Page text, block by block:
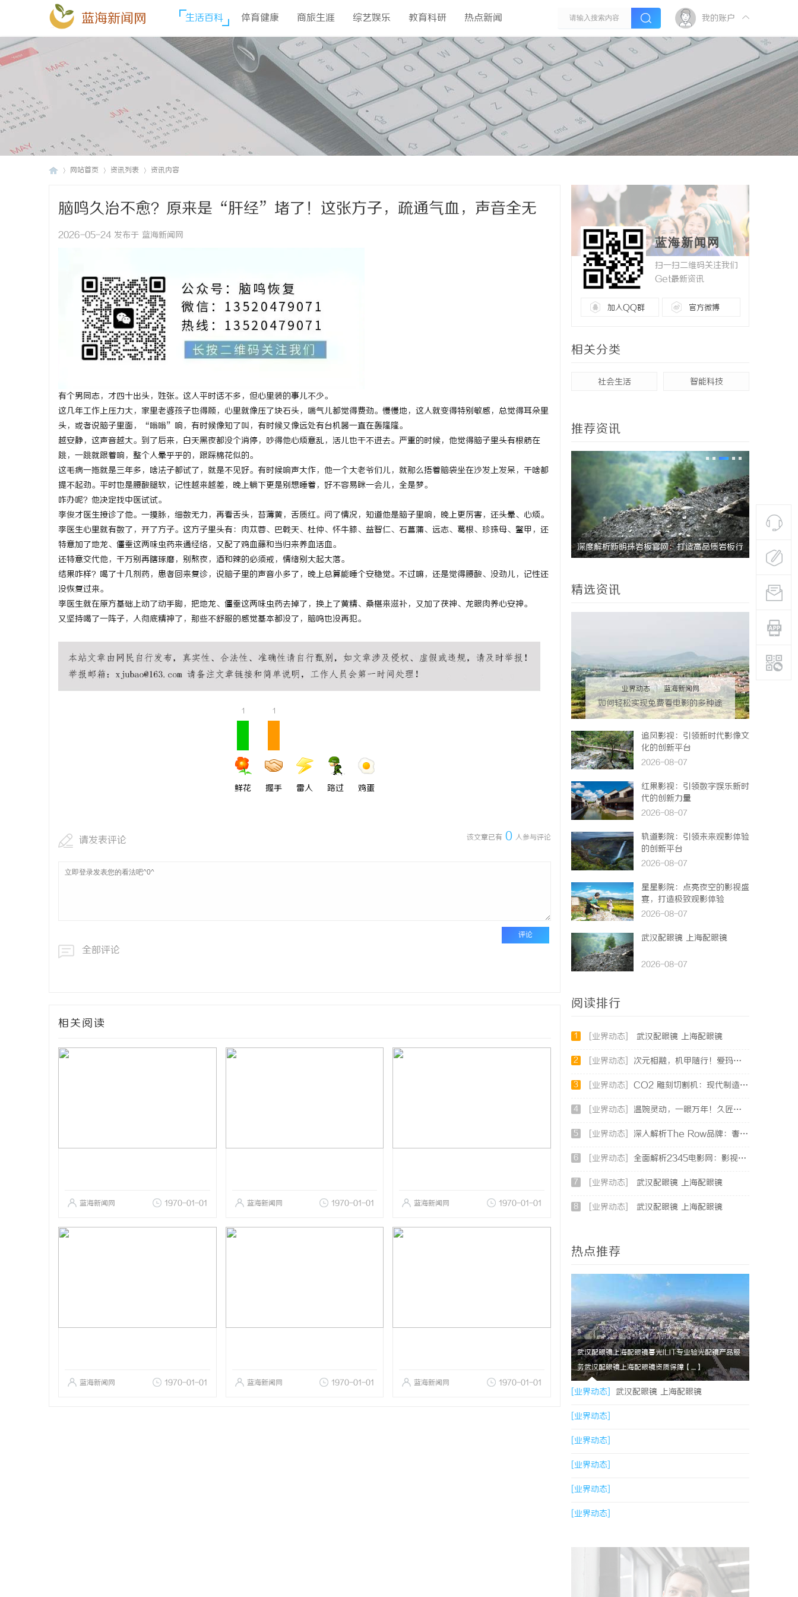
蓝海新闻网 生活百科 体育健康 商旅生涯 综艺娱乐 教育科研 热点新闻 我的账户
网站首页 资讯列表 资讯内容
脑鸣久治不愈？原来是“肝经”堵了！这张方子，疏通气血，声音全无
2026-05-24 发布于 蓝海新闻网
有个男同志，才四十出头，姓张。这人平时话不多，但心里装的事儿不少。
这几年工作上压力大，家里老婆孩子也得顾，心里就像压了块石头，喘气儿都觉得费劲。慢慢地，这人就变得特别敏感，总觉得耳朵里
头，或者说脑子里面，“嗡嗡”响，有时候像知了叫，有时候又像远处有台机器一直在轰隆隆。
越安静，这声音越大。到了后来，白天黑夜都没个消停，吵得他心烦意乱，活儿也干不进去。严重的时候，他觉得脑子里头有根筋在
跳，一跳就跟着响，整个人晕乎乎的，跟踩棉花似的。
这毛病一拖就是三年多，啥法子都试了，就是不见好。有时候响声大作，他一个大老爷们儿，就那么捂着脑袋坐在沙发上发呆，干啥都
提不起劲。平时也是腰酸腿软，记性越来越差，晚上躺下更是别想睡着，好不容易眯一会儿，全是梦。
咋办呢？他决定找中医试试。
李俊才医生接诊了他。一摸脉，细数无力，再看舌头，苔薄黄，舌质红。问了情况，知道他是脑子里响，晚上更厉害，还头晕、心烦。
李医生心里就有数了，开了方子。这方子里头有：肉苁蓉、巴戟天、杜仲、怀牛膝、益智仁、石菖蒲、远志、葛根、珍珠母、鳖甲，还
特意加了地龙、僵蚕这两味虫药来通经络，又配了鸡血藤和当归来养血活血。
还特意交代他，千万别再瞎琢磨，别熬夜，酒和辣的必须戒，情绪别大起大落。
结果咋样？喝了十几剂药，患者回来复诊，说脑子里的声音小多了，晚上总算能睡个安稳觉。不过嘛，还是觉得腰酸、没劲儿，记性还
没恢复过来。
李医生就在原方基础上动了动手脚，把地龙、僵蚕这两味虫药去掉了，换上了黄精、桑椹来滋补，又加了茯神、龙眼肉养心安神。
又坚持喝了一阵子，人彻底精神了，那些不舒服的感觉基本都没了，脑鸣也没再犯。
1
鲜花
1
握手 雷人 路过 鸡蛋
该文章已有 0 人参与评论
请发表评论
评论
全部评论
相关阅读
蓝海新闻网 1970-01-01 蓝海新闻网 1970-01-01 蓝海新闻网 1970-01-01
蓝海新闻网 1970-01-01 蓝海新闻网 1970-01-01 蓝海新闻网 1970-01-01
蓝海新闻网
扫一扫二维码关注我们
Get最新资讯
加入QQ群 官方微博
相关分类
社会生活 智能科技
推荐资讯
武汉配眼镜 上海配眼镜 深度解析新明珠岩板官网：打造高品质岩板行 贝净 AC
全解析
精选资讯
业界动态 | 蓝海新闻网
如何轻松实现免费看电影的多种途
径与技巧分享
追风影视：引领新时代影像文
化的创新平台
2026-08-07
红果影视：引领数字娱乐新时
代的创新力量
2026-08-07
轨道影院：引领未来观影体验
的创新平台
2026-08-07
星星影院：点亮夜空的影视盛
宴，打造极致观影体验
2026-08-07
武汉配眼镜 上海配眼镜
2026-08-07
阅读排行
1 [业界动态] 武汉配眼镜 上海配眼镜
2 [业界动态] 次元相融，机甲随行！爱玛黑翼S360电竞版焕新登场
3 [业界动态] CO2 雕刻切割机：现代制造业的变革者
4 [业界动态] 温婉灵动，一眼万年！久匠量身定制的眉眼唇，才是你整张脸的点睛之笔！淡颜系女生的气质加分项
5 [业界动态] 深入解析The Row品牌：奢华时尚的典范与设计哲学
6 [业界动态] 全面解析2345电影网：影视资源的海量宝库与观影新体验
7 [业界动态] 武汉配眼镜 上海配眼镜
8 [业界动态] 武汉配眼镜 上海配眼镜
热点推荐
武汉配眼镜上海配眼镜暮光ILIT专业验光配镜产品服
务武汉配眼镜上海配眼镜资质保障【....】
[业界动态] 武汉配眼镜 上海配眼镜
[业界动态]
[业界动态]
[业界动态]
[业界动态]
[业界动态]